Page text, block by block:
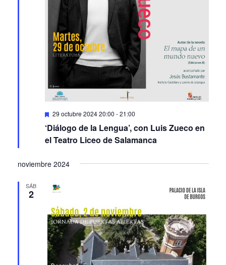
Featured
29 octubre 2024 20:00 -21:00
‘Diálogo de la Lengua’, con Luis Zueco en
el Teatro Liceo de Salamanca
noviembre 2024
SÁB
2